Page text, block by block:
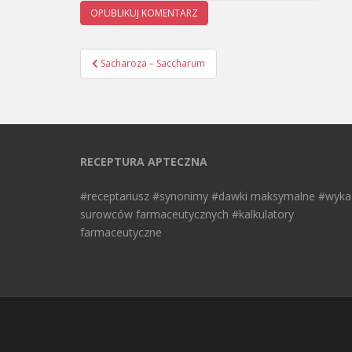
Nawigacja wpisu
Sacharoza – Saccharum
RECEPTURA APTECZNA
#receptariusz #synonimy #dawki maksymalne
surowców farmaceutycznych #kalkulatory
farmaceutyczne